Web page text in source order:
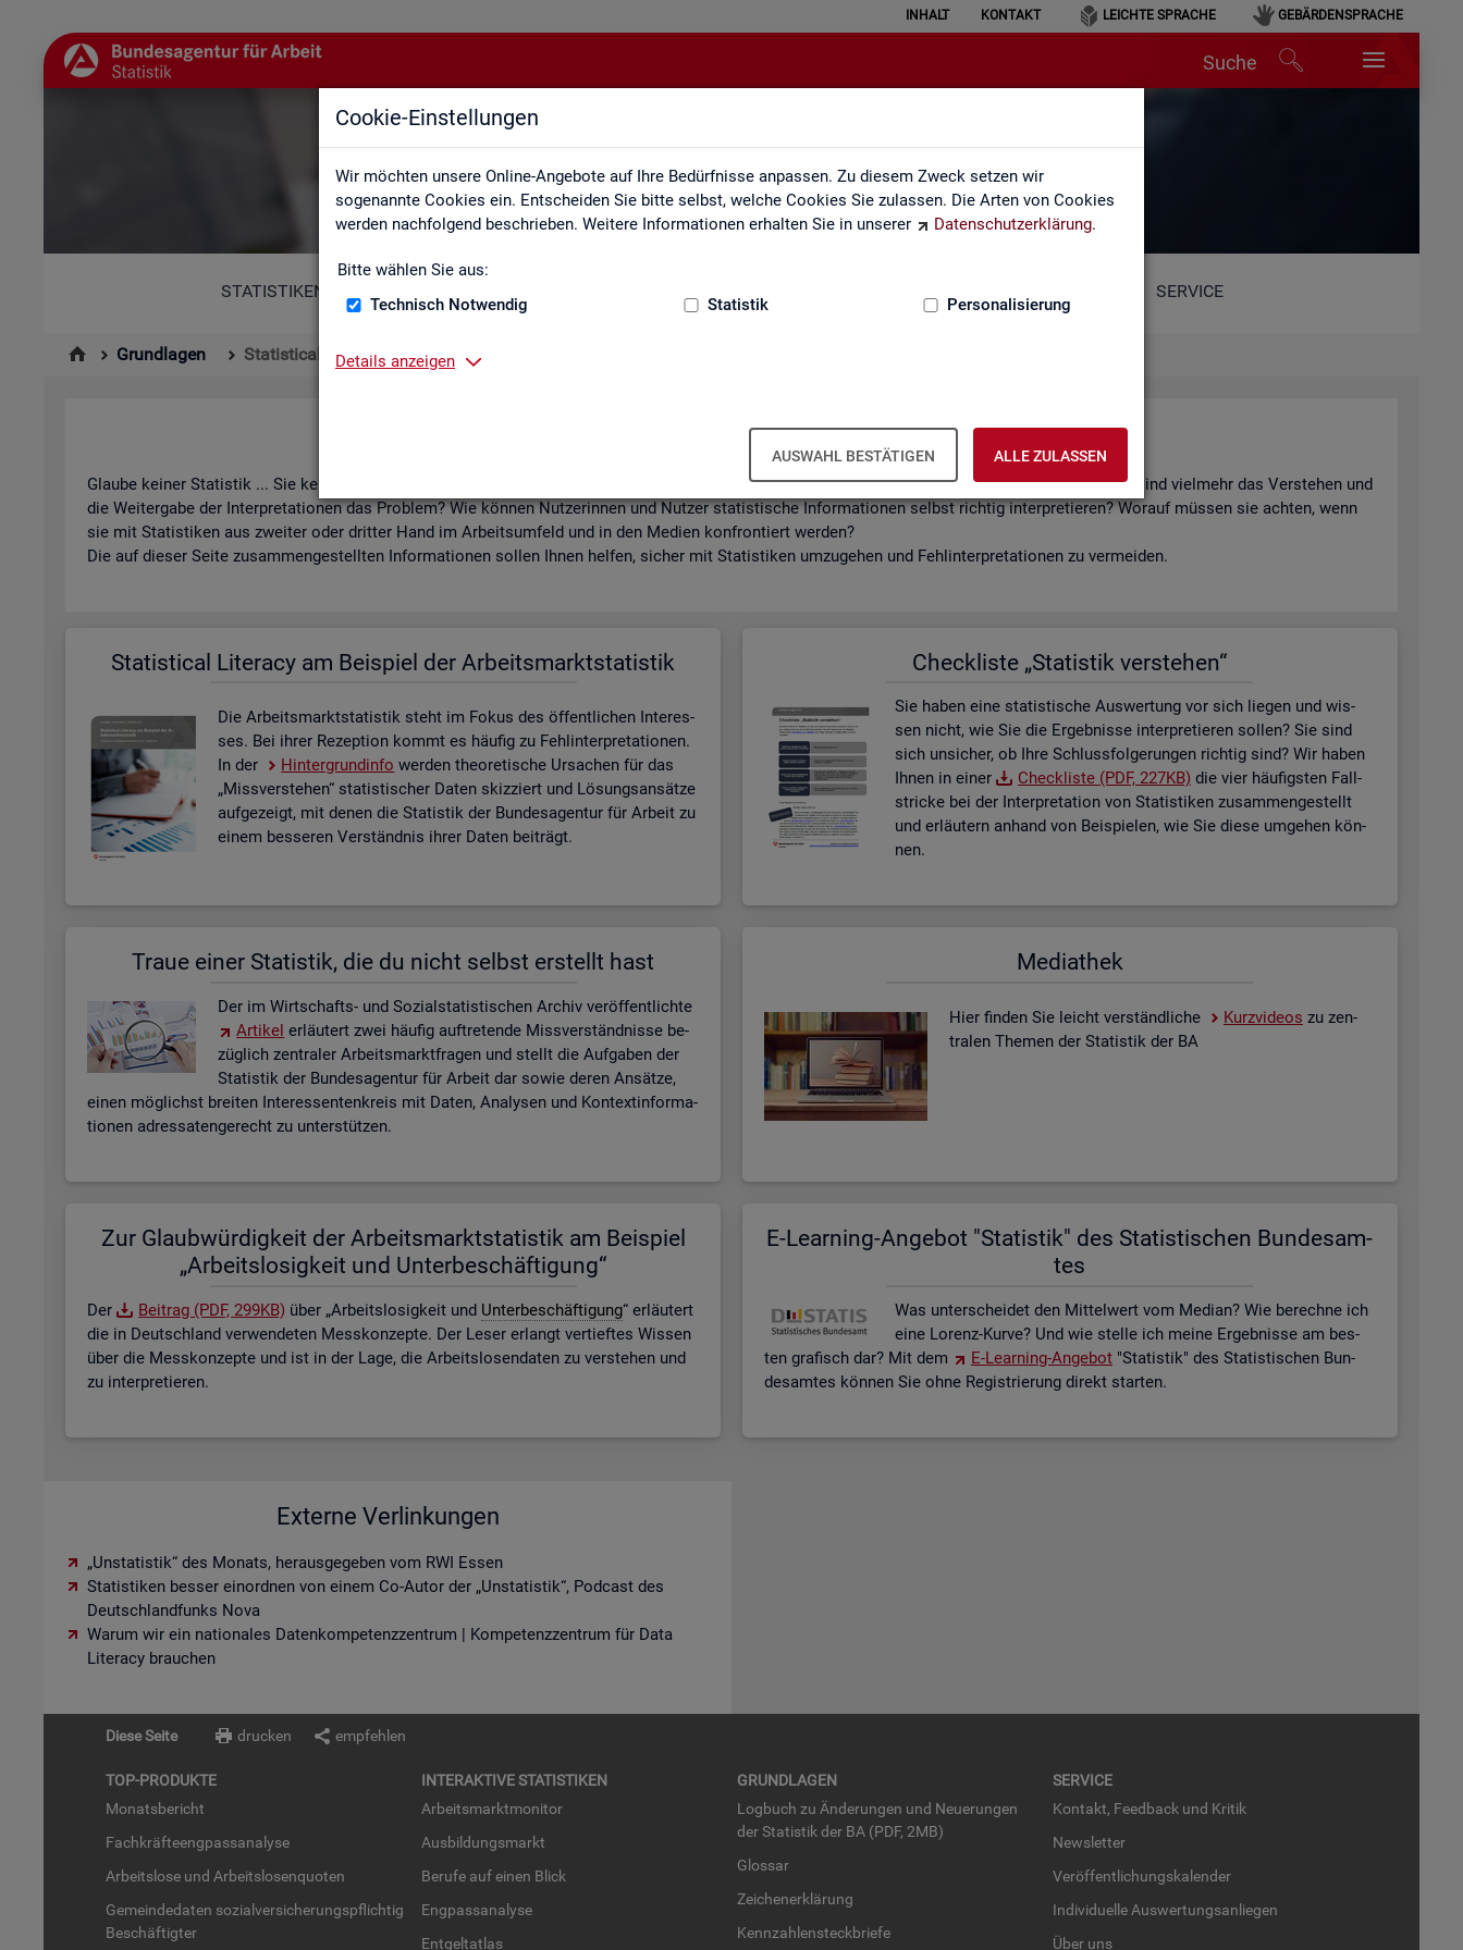
Cookie-Einstellungen
Wir möchten unsere Online-Angebote auf Ihre Bedürfnisse anpassen. Zu diesem Zweck setzen wir
sogenannte Cookies ein. Entscheiden Sie bitte selbst, welche Cookies Sie zulassen. Die Arten von Cookies
werden nachfolgend beschrieben. Weitere Informationen erhalten Sie in unserer
Datenschutzerklärung.
Bitte wählen Sie aus:
Technisch Notwendig
Statistik Personalisierung
Details anzeigen
AUSWAHL BESTÄTIGEN ALLE ZULASSEN
INHALT KONTAKT LEICHTE SPRACHE GEBÄRDENSPRACHE
Suche
Statistical Literacy - Statistik verstehen
STATISTIKEN SERVICE
Grundlagen Statistical Literacy - Statistik verstehen
Sta­ti­s­ti­cal Li­te­r­acy - Sta­tis­tik ver­ste­hen und rich­tig in­ter­pre­tie­ren
Glau­be kei­ner Sta­tis­tik ... Sie ken­nen die­sen Spruch in ver­schie­dens­ten Va­ria­tio­nen. Aber wird mit Sta­tis­tik wirk­lich oft be­wusst ge­täuscht? Oder sind viel­mehr das Ver­ste­hen und
die Wei­ter­ga­be der In­ter­pre­ta­tio­nen das Pro­blem? Wie kön­nen Nut­ze­rin­nen und Nut­zer sta­tis­ti­sche In­for­ma­tio­nen selbst rich­tig in­ter­pre­tie­ren? Wor­auf müs­sen sie ach­ten, wenn
sie mit Sta­tis­ti­ken aus zwei­ter oder drit­ter Hand im Ar­beits­um­feld und in den Me­di­en kon­fron­tiert wer­den?
Die auf die­ser Seite zu­sam­men­ge­stell­ten In­for­ma­tio­nen sol­len Ihnen hel­fen, si­cher mit Sta­tis­ti­ken um­zu­ge­hen und Fehl­in­ter­pre­ta­tio­nen zu ver­mei­den.
Sta­ti­s­ti­cal Li­te­r­acy am Bei­spiel der Ar­beits­markt­sta­tis­tik
Die Ar­beits­markt­sta­tis­tik steht im Fokus des öf­fent­li­chen In­ter­es­
ses. Bei ihrer Re­zep­ti­on kommt es häu­fig zu Fehl­in­ter­pre­ta­tio­nen.
In der
Hin­ter­grund­in­fo wer­den theo­re­ti­sche Ur­sa­chen für das
„Miss­ver­ste­hen“ sta­tis­ti­scher Daten skiz­ziert und Lö­sungs­an­sät­ze
auf­ge­zeigt, mit denen die Sta­tis­tik der Bun­des­agen­tur für Ar­beit zu
einem bes­se­ren Ver­ständ­nis ihrer Daten bei­trägt.
Check­lis­te „Sta­tis­tik ver­ste­hen“
Sie haben eine sta­tis­ti­sche Aus­wer­tung vor sich lie­gen und wis­
sen nicht, wie Sie die Er­geb­nis­se in­ter­pre­tie­ren sol­len? Sie sind
sich un­si­cher, ob Ihre Schluss­fol­ge­run­gen rich­tig sind? Wir haben
Ihnen in einer
Check­lis­te (PDF, 227KB) die vier häu­figs­ten Fall­
stri­cke bei der In­ter­pre­ta­ti­on von Sta­tis­ti­ken zu­sam­men­ge­stellt
und er­läu­tern an­hand von Bei­spie­len, wie Sie diese um­ge­hen kön­
nen.
Traue einer Sta­tis­tik, die du nicht selbst er­stellt hast
Der im Wirt­schafts- und So­zi­al­sta­tis­ti­schen Ar­chiv ver­öf­fent­lich­te
Ar­ti­kel er­läu­tert zwei häu­fig auf­tre­ten­de Miss­ver­ständ­nis­se be­
züg­lich zen­tra­ler Ar­beits­markt­fra­gen und stellt die Auf­ga­ben der
Sta­tis­tik der Bun­des­agen­tur für Ar­beit dar sowie deren An­sät­ze,
einen mög­lichst brei­ten In­ter­es­sen­ten­kreis mit Daten, Ana­ly­sen und Kon­text­in­for­ma­
tio­nen adres­sa­ten­ge­recht zu un­ter­stüt­zen.
Me­dia­thek
Hier fin­den Sie leicht ver­ständ­li­che Kurz­vi­de­os zu zen­
tra­len The­men der Sta­tis­tik der BA
Zur Glaub­wür­dig­keit der Ar­beits­markt­sta­tis­tik am Bei­spiel
„Ar­beits­lo­sig­keit und Un­ter­be­schäf­ti­gung“
Der Bei­trag (PDF, 299KB) über „Ar­beits­lo­sig­keit und Un­ter­be­schäf­ti­gung“ er­läu­tert
die in Deutsch­land ver­wen­de­ten Mess­kon­zep­te. Der Leser er­langt ver­tief­tes Wis­sen
über die Mess­kon­zep­te und ist in der Lage, die Ar­beits­lo­sen­da­ten zu ver­ste­hen und
zu in­ter­pre­tie­ren.
E-Lear­ning-An­ge­bot "Sta­tis­tik" des Sta­tis­ti­schen Bun­des­am­
tes
Was un­ter­schei­det den Mit­tel­wert vom Me­di­an? Wie be­rech­ne ich
eine Lo­renz-Kurve? Und wie stel­le ich meine Er­geb­nis­se am bes­
ten gra­fisch dar? Mit dem
E-Lear­ning-An­ge­bot"Sta­tis­tik" des Sta­tis­ti­schen Bun­
des­am­tes kön­nen Sie ohne Re­gis­trie­rung di­rekt star­ten.
Externe Verlinkungen
„Unstatistik“ des Monats, herausgegeben vom RWI Essen
Statistiken besser einordnen von einem Co-Autor der „Unstatistik“, Podcast des
Deutschlandfunks Nova
Warum wir ein nationales Datenkompetenzzentrum | Kompetenzzentrum für Data
Literacy brauchen
Diese Seite drucken empfehlen
TOP-PRO­DUK­TE
Mo­nats­be­richt
Fach­kräf­te­eng­pass­ana­ly­se
Ar­beits­lo­se und Ar­beits­lo­sen­quo­ten
Ge­mein­de­da­ten so­zi­al­ver­si­che­rungs­pflich­tig
Be­schäf­tig­ter
IN­TER­AK­TI­VE STA­TIS­TI­KEN
Ar­beits­markt­mo­ni­tor
Aus­bil­dungs­markt
Be­ru­fe auf einen Blick
Eng­pass­ana­ly­se
Ent­gel­t­at­las
GRUND­LA­GEN
Log­buch zu Än­de­run­gen und Neue­run­gen
der Sta­tis­tik der BA (PDF, 2MB)
Glos­sar
Zei­chen­er­klä­rung
Kenn­zah­len­steck­brie­fe
SER­VICE
Kon­takt, Feed­back und Kri­tik
News­let­ter
Ver­öf­fent­li­chungs­ka­len­der
In­di­vi­du­el­le Aus­wer­tungs­an­lie­gen
Über uns